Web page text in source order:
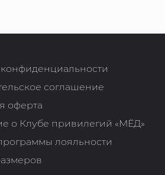
соглашение
оферта
о Клубе привилегий «МЁД»
лояльности